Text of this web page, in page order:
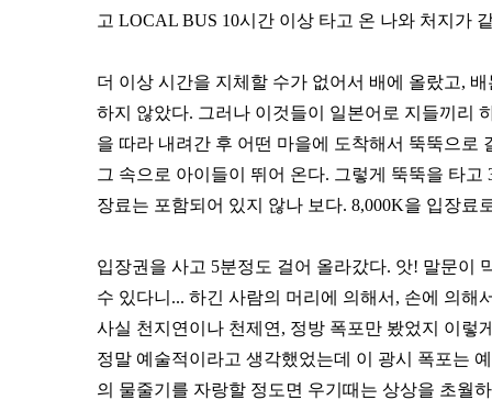
고 LOCAL BUS 10시간 이상 타고 온 나와 처지가
더 이상 시간을 지체할 수가 없어서 배에 올랐고,
하지 않았다. 그러나 이것들이 일본어로 지들끼리
을 따라 내려간 후 어떤 마을에 도착해서 뚝뚝으로
그 속으로 아이들이 뛰어 온다. 그렇게 뚝뚝을 타
장료는 포함되어 있지 않나 보다. 8,000K을 입장료
입장권을 사고 5분정도 걸어 올라갔다. 앗! 말문이
수 있다니... 하긴 사람의 머리에 의해서, 손에 의
사실 천지연이나 천제연, 정방 폭포만 봤었지 이렇
정말 예술적이라고 생각했었는데 이 광시 폭포는
의 물줄기를 자랑할 정도면 우기때는 상상을 초월